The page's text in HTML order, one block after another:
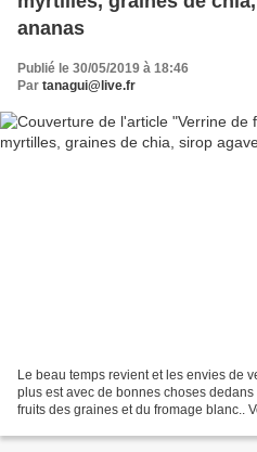
ananas
Publié le 30/05/2019 à 18:46
Par tanagui@live.fr
Le beau temps revient et les envies de
plus est avec de bonnes choses
fruits des graines et du fromage blanc..